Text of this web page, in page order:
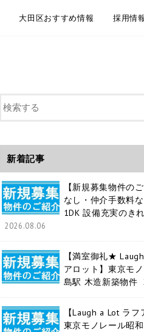
大田区おすすめ情報 採用情
新着記事
【新規募集物件の
なし・仲介手数料
1DK 設備充実のき
2026.08.06
【満室御礼★
アロット】東京モ
島駅 木造新築物件
【Laugh a Lot ラフ
東京モノレール昭